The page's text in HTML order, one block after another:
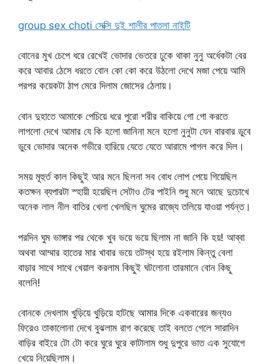
group sex choti সেক্সি দুই শালীর পাতলা নাইটি
বোনের মুখ চেপে ধরে রেখেই ভোদার ভেতরে ঢুকে থাকা নুনু অর্ধেকটা বের
করে আবার ঠেসে ধরতে বোন কো কো করে উঠলো দেখে মজা পেয়ে আমি
পরপর কয়েকটা ঠাপ মেরে দিলাম জোসের ঠেলায়।
বোন দুহাতে আমাকে পেচিয়ে ধরে পুরো শরীর বাকিয়ে গো গো করতে
লাগলো দেখে আমার যে কি হলো জানিনা মনে হলো নুনুটা যেন বারবার ডুবে
ডুবে ভোদার অনেক গভীরে হারিয়ে যেতে যেতে আরামে পাগল করে দিল।
সময় মূহুর্ত কাল কিছুই আর মনে ছিলনা সব বোধ লোপ পেয়ে গিয়েছিল
কতক্ষন ব্যপারটা স্হায়ী হয়েছিল সেটাও টের পাইনি শুধু মনে আছে দুচোখে
অনেক লাল নীল বাতির খেলা খেলছিল ঘুমের রাজ্যে তলিয়ে যাওয়া পর্যন্ত।
পরদিন ঘুম ভাঙ্গার পর থেকে খুব ভয়ে ভয়ে ছিলাম না জানি কি হয়! আব্বা
অথবা আম্মার হাতের মার খাবার ভয়ে তটস্থ হয়ে রইলাম কিন্তু বেলা
বাড়ার সাথে সাথে খেয়াল করলাম কিছুই ঘটলোনা তারমানে বোন কিছু
বলেনি!
বোনকে দেখলাম খুড়িয়ে খুড়িয়ে হাটছে আমার দিকে একবারের জন্যও
ফিরেও তাকালোনা দেখে বুঝলাম রাগ করেছে তাই বলতে গেলে সারাদিন
বাড়ির বাইরে টো টো করে ঘুরে ঘুরে কাটালাম শুধু দুপুরে ভাত এক সুযোগে
খেয়ে নিয়েছিলাম।